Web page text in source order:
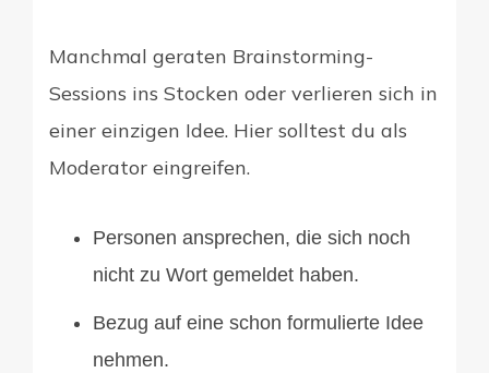
Manchmal geraten Brainstorming-
Sessions ins Stocken oder verlieren sich in
einer einzigen Idee. Hier solltest du als
Moderator eingreifen.
Personen ansprechen, die sich noch
nicht zu Wort gemeldet haben.
Bezug auf eine schon formulierte Idee
nehmen.